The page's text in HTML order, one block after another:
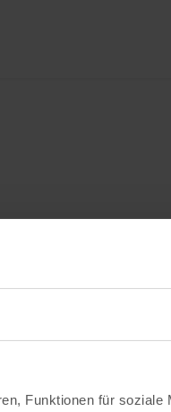
Funktionen für soziale